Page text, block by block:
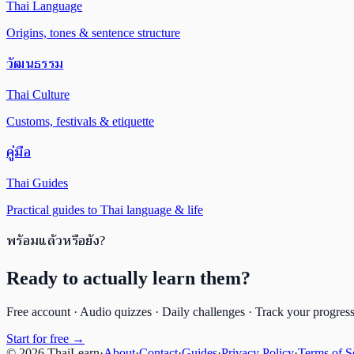
Thai Language
Origins, tones & sentence structure
วัฒนธรรม
Thai Culture
Customs, festivals & etiquette
คู่มือ
Thai Guides
Practical guides to Thai language & life
พร้อมแล้วหรือยัง?
Ready to actually learn them?
Free account · Audio quizzes · Daily challenges · Track your progress
Start for free →